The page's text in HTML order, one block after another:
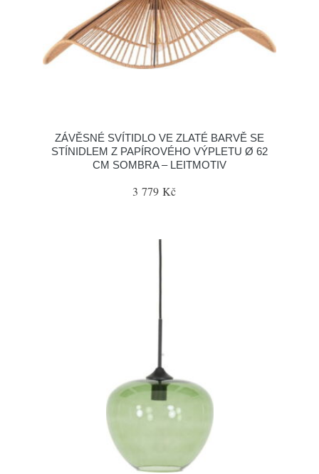
ZÁVĚSNÉ SVÍTIDLO VE ZLATÉ BARVĚ SE
STÍNIDLEM Z PAPÍROVÉHO VÝPLETU Ø 62
CM SOMBRA – LEITMOTIV
3 779 Kč